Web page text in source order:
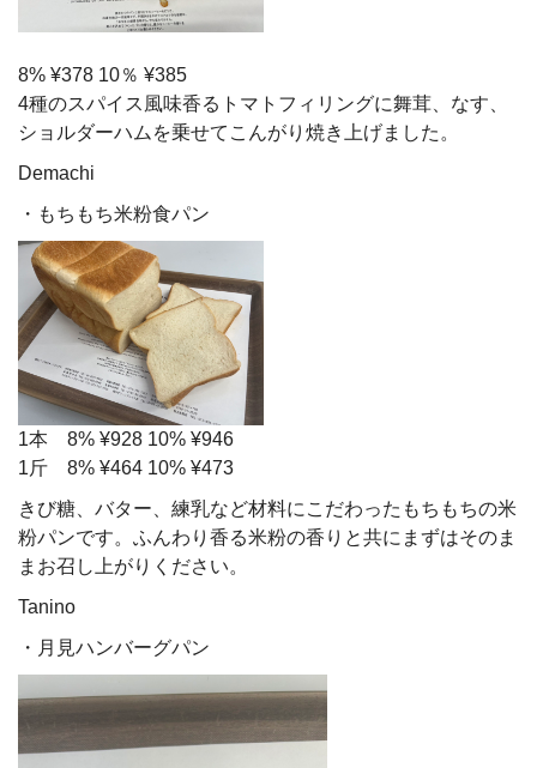
8% ¥378 10％ ¥385
4種のスパイス風味香るトマトフィリングに舞茸、なす、
ショルダーハムを乗せてこんがり焼き上げました。
Demachi
・もちもち米粉食パン
1本 8% ¥928 10% ¥946
1斤 8% ¥464 10% ¥473
きび糖、バター、練乳など材料にこだわったもちもちの米
粉パンです。ふんわり香る米粉の香りと共にまずはそのま
まお召し上がりください。
Tanino
・月見ハンバーグパン